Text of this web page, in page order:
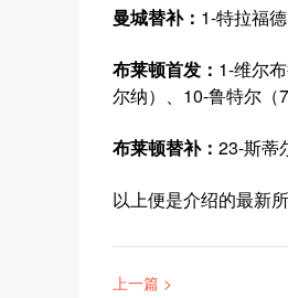
曼城替补： 1-特拉福
布莱顿首发： 1-维尔
尔纳）、10-鲁特尔（
布莱顿替补： 23-斯蒂
以上便是介绍的最新
上一篇 >